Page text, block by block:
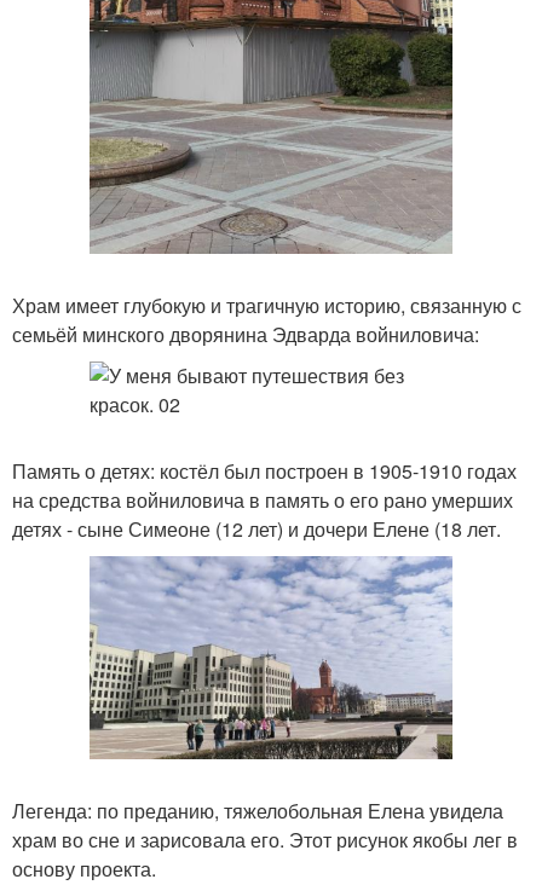
Храм имеет глубокую и трагичную историю, связанную с
семьёй минского дворянина Эдварда войниловича:
Память о детях: костёл был построен в 1905-1910 годах
на средства войниловича в память о его рано умерших
детях - сыне Симеоне (12 лет) и дочери Елене (18 лет.
Легенда: по преданию, тяжелобольная Елена увидела
храм во сне и зарисовала его. Этот рисунок якобы лег в
основу проекта.